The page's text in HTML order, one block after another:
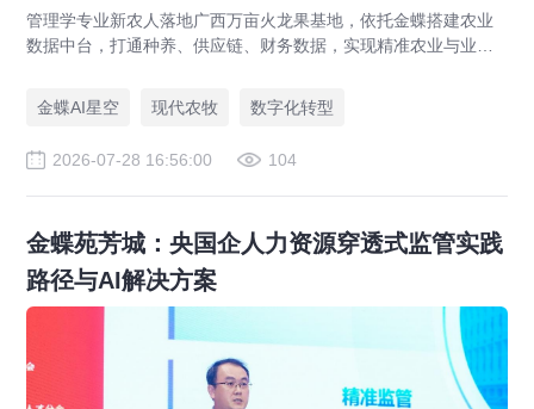
管理学专业新农人落地广西万亩火龙果基地，依托金蝶搭建农业
数据中台，打通种养、供应链、财务数据，实现精准农业与业财
金蝶AI星空
现代农牧 数字化转型
2026-07-28 16:56:00 104
金蝶苑芳城：央国企人力资源穿透式监管实践
路径与AI解决方案